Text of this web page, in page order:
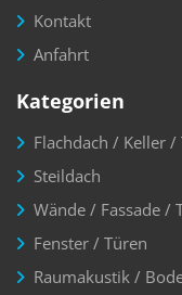
Kontakt
Anfahrt
Kategorien
Flachdach / Keller /
Steildach
Wände / Fassade /
Fenster / Türen
Raumakustik /